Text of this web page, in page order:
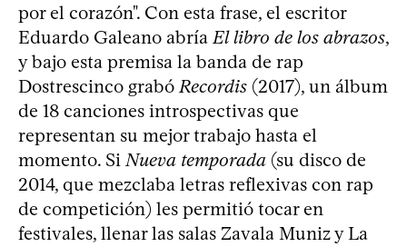
por el corazón". Con esta frase, el escritor
Eduardo Galeano abría El libro de los abrazos,
y bajo esta premisa la banda de rap
Dostrescinco grabó Recordis (2017), un álbum
de 18 canciones introspectivas que
representan su mejor trabajo hasta el
momento. Si Nueva temporada (su disco de
2014, que mezclaba letras reflexivas con rap
de competición) les permitió tocar en
festivales, llenar las salas Zavala Muniz y La